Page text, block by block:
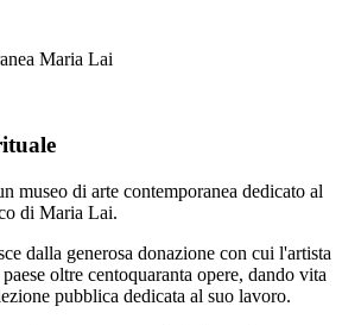
Maria Lai
museo di arte contemporanea dedicato al
di Maria Lai.
dalla generosa donazione con cui l'artista
oltre centoquaranta opere, dando vita
pubblica dedicata al suo lavoro.